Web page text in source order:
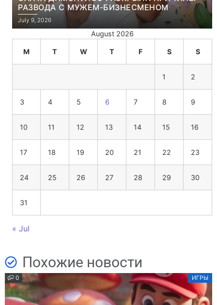
РАЗВОДА С МУЖЕМ-БИЗНЕСМЕНОМ
July 9, 2026
August 2026
M T W T F S S
1 2
3 4 5 6 7 8 9
10 11 12 13 14 15 16
17 18 19 20 21 22 23
24 25 26 27 28 29 30
31
« Jul
Похожие новости
0 ИГРЫ